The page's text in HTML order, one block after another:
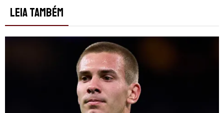
LEIA TAMBÉM